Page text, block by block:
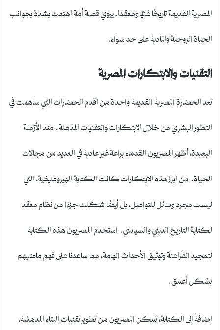
المصرية القديمة تاريخًا غنيًا ومعقدًا، يروي قصة أمة اهتمت بشدة بجوانب
الحياة الروحية والمادية على حد سواء.
التقنيات والابتكارات المصرية
تعد الحضارة المصرية القديمة واحدة من أقدم الحضارات التي ساهمت في
التطور البشري من خلال الابتكارات والتقنيات المذهلة. منذ الأزمنة
البعيدة، أظهر المصريون القدماء براعة غير عادية في العديد من مجالات
الحياة. من أبرز هذه الابتكارات كانت الكتابة الهيروغليفية، التي
ليست مجرد وسائل للتواصل، بل أيضًا شكلت جزءًا من نظام معقد
لكتابة التاريخ الديني والسياسي. استخدم المصريون هذه الكتابة
لتمجيد الفراعنة وتوثيق الأحداث الهامة، مما ساعدنا على فهم ماضيهم
بشكل أعمق.
إضافةً إلى الكتابة، تمكن المصريون من تطوير تقنيات البناء المدهشة،